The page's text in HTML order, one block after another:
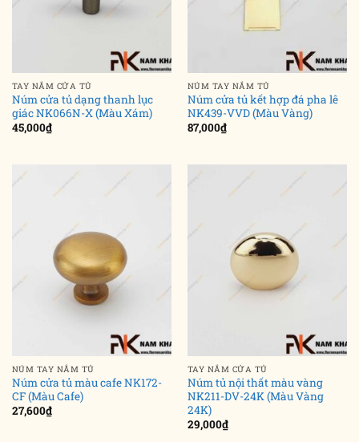
TAY NẮM CỬA TỦ
Núm cửa tủ dạng thanh lục
giác NK066N-X (Màu Xám)
45,000₫
NÚM TAY NẮM TỦ
Núm cửa tủ kết hợp đá pha lê
NK439-VVD (Màu Vàng)
87,000₫
NÚM TAY NẮM TỦ
Núm cửa tủ màu cafe NK172-
CF (Màu Cafe)
27,600₫
TAY NẮM CỬA TỦ
Núm tủ nội thất màu vàng
NK211-DV-24K (Màu Vàng
24K)
29,000₫